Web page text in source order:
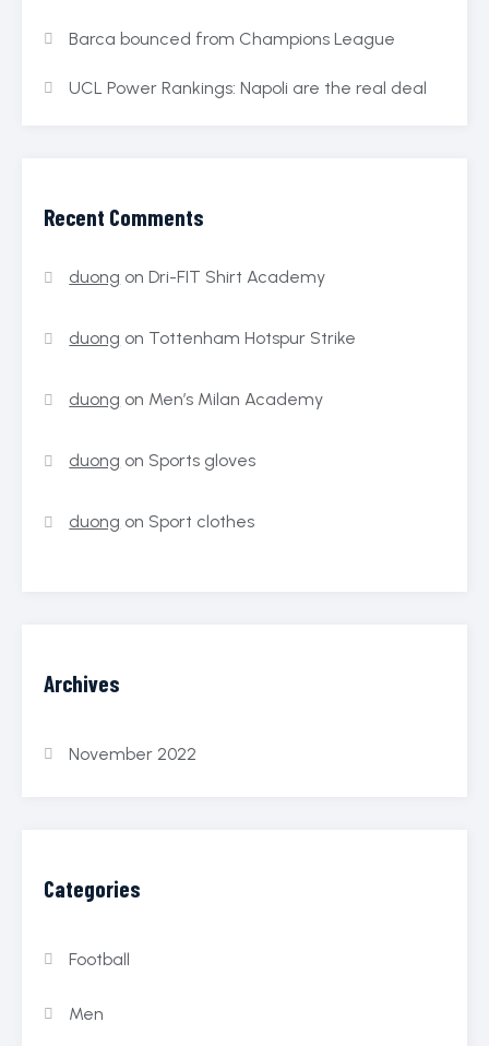
Barca bounced from Champions League
UCL Power Rankings: Napoli are the real deal
Recent Comments
duong onDri-FIT Shirt Academy
duong on Tottenham Hotspur Strike
duong on Men’s Milan Academy
duong on Sports gloves
duong on Sport clothes
Archives
November 2022
Categories
Football
Men